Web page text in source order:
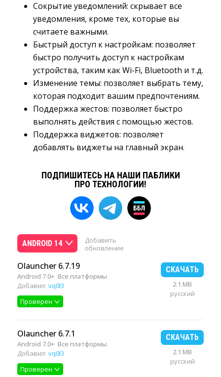
Сокрытие уведомлений: скрывает все
уведомления, кроме тех, которые вы
считаете важными.
Быстрый доступ к настройкам: позволяет
быстро получить доступ к настройкам
устройства, таким как Wi-Fi, Bluetooth и т.д.
Изменение темы: позволяет выбрать тему,
которая подходит вашим предпочтениям.
Поддержка жестов: позволяет быстро
выполнять действия с помощью жестов.
Поддержка виджетов: позволяет
добавлять виджеты на главный экран.
ПОДПИШИТЕСЬ НА НАШИ ПАБЛИКИ
ПРО ТЕХНОЛОГИИ!
ANDROID 14
Добавить
обновление
Olauncher 6.7.19
Android 7.0+ Все платформы
Добавил: vq0l3
Проверен
СКАЧАТЬ
2.1 MB
русский
Olauncher 6.7.1
Android 7.0+ Все платформы
Добавил: vq0l3
Проверен
СКАЧАТЬ
2.1 MB
русский